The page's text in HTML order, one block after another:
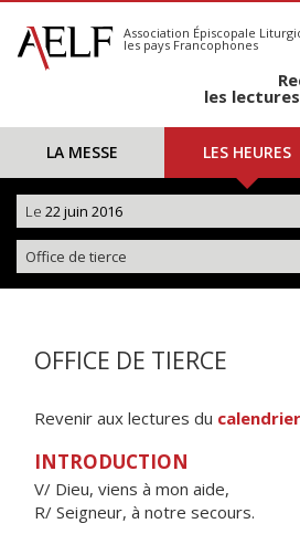
S'abonner
Calendrier
Association Épiscopale
les pays Francophones
les
LA MESSE LES HEURES
Le 22 juin 2016
Office de tierce
OFFICE DE TIERCE
Revenir aux lectures du
INTRODUCTION
V/ Dieu, viens à mon aide,
R/ Seigneur, à notre secours.